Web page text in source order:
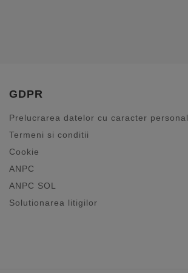
GDPR
Prelucrarea datelor cu caracter personal
Termeni si conditii
Cookie
ANPC
ANPC SOL
Solutionarea litigilor